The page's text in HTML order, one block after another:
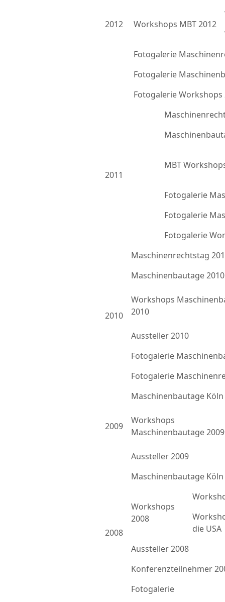
2012 Workshops MBT 2012
Fotogalerie
Fotogalerie
Fotogalerie Workshops
2011
MBT
Fotogalerie
Fotogalerie
Fotogalerie
2010
Maschinenrechtstag
Maschinenbautage 2010
Workshops
2010
Aussteller 2010
Fotogalerie
Fotogalerie
2009
Maschinenbautage Köln
Workshops
Maschinenbautage 2009
Aussteller 2009
2008
Maschinenbautage Köln
Workshops
2008
die USA
Aussteller 2008
Konferenzteilnehmer
Fotogalerie